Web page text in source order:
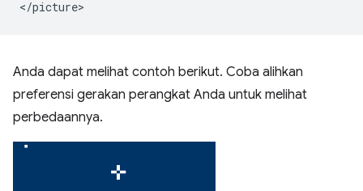
Anda dapat melihat contoh berikut. Coba alihkan
preferensi gerakan perangkat Anda untuk melihat
perbedaannya.